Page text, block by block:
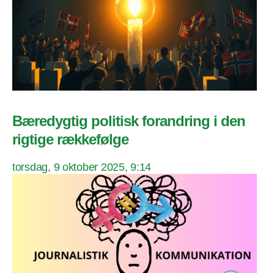
Bæredygtig politisk forandring i den
rigtige rækkefølge
torsdag, 9 oktober 2025, 9:14